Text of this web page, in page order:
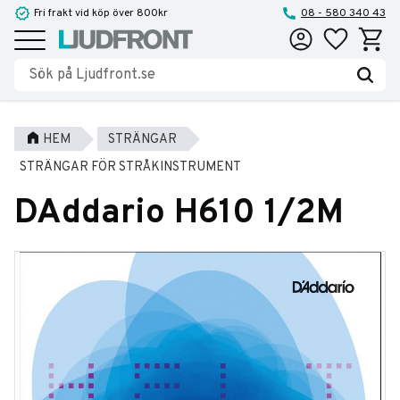
Meny
Fri frakt vid köp över 800kr 08 - 580 340 43
Favoriter
HEM
STRÄNGAR
STRÄNGAR FÖR STRÅKINSTRUMENT
DAddario H610 1/2M